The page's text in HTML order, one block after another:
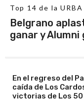
Top 14 de la URBA
Belgrano
ganar y Alumni
En el regreso del
caída de Los
victorias de Los 50